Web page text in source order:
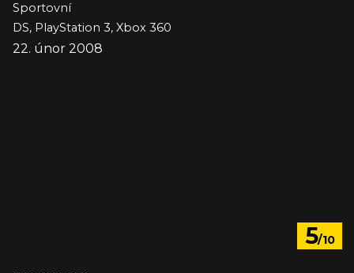
Sportovní
DS, PlayStation 3, Xbox 360
22. únor 2008
5/10